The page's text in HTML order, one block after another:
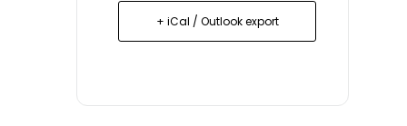
+ iCal / Outlook export